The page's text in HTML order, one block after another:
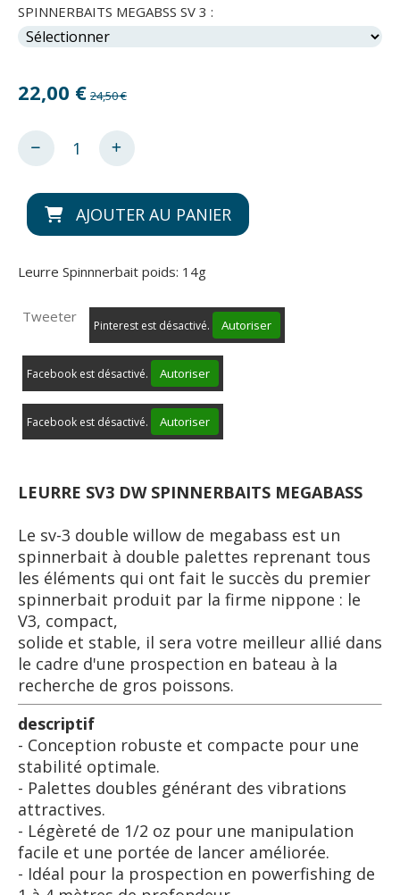
SPINNERBAITS MEGABSS SV 3 :
22,00 € 24,50 €
AJOUTER AU PANIER
Leurre Spinnnerbait poids: 14g
Tweeter
Pinterest est désactivé. Autoriser
Facebook est désactivé. Autoriser
Facebook est désactivé. Autoriser
LEURRE SV3 DW SPINNERBAITS MEGABASS
Le sv-3 double willow de megabass est un
spinnerbait à double palettes reprenant tous
les éléments qui ont fait le succès du premier
spinnerbait produit par la firme nippone : le
V3, compact,
solide et stable, il sera votre meilleur allié dans
le cadre d'une prospection en bateau à la
recherche de gros poissons.
descriptif
- Conception robuste et compacte pour une
stabilité optimale.
- Palettes doubles générant des vibrations
attractives.
- Légèreté de 1/2 oz pour une manipulation
facile et une portée de lancer améliorée.
- Idéal pour la prospection en powerfishing de